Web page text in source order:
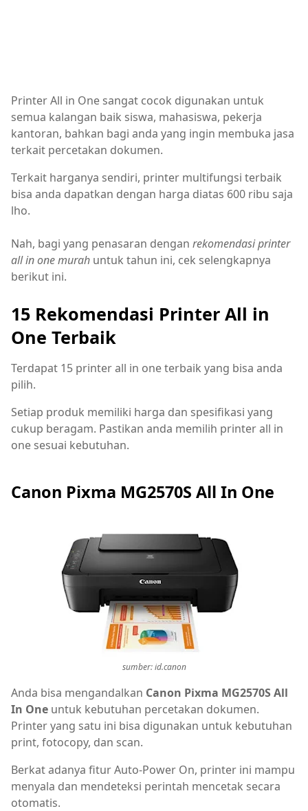
Printer All in One sangat cocok digunakan untuk
semua kalangan baik siswa, mahasiswa, pekerja
kantoran, bahkan bagi anda yang ingin membuka jasa
terkait percetakan dokumen.
Terkait harganya sendiri, printer multifungsi terbaik
bisa anda dapatkan dengan harga diatas 600 ribu saja
lho.
Nah, bagi yang penasaran dengan rekomendasi printer
all in one murah untuk tahun ini, cek selengkapnya
berikut ini.
15 Rekomendasi Printer All in
One Terbaik
Terdapat 15 printer all in one terbaik yang bisa anda
pilih.
Setiap produk memiliki harga dan spesifikasi yang
cukup beragam. Pastikan anda memilih printer all in
one sesuai kebutuhan.
Canon Pixma MG2570S All In One
sumber: id.canon
Anda bisa mengandalkan Canon Pixma MG2570S All
In One untuk kebutuhan percetakan dokumen.
Printer yang satu ini bisa digunakan untuk kebutuhan
print, fotocopy, dan scan.
Berkat adanya fitur Auto-Power On, printer ini mampu
menyala dan mendeteksi perintah mencetak secara
otomatis.